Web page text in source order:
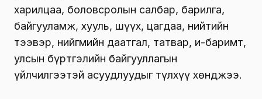
харилцаа, боловсролын салбар, барилга,
байгууламж, хууль, шүүх, цагдаа, нийтийн
тээвэр, нийгмийн даатгал, татвар, и-баримт,
улсын бүртгэлийн байгууллагын
үйлчилгээтэй асуудлуудыг түлхүү хөнджээ.